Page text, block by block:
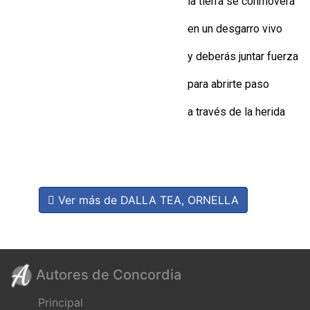
en un desgarro vivo
y deberás juntar fuerza
para abrirte paso
a través de la herida
Ver más de DALLA TEA, ORNELLA
Autores de Concordia
Principal